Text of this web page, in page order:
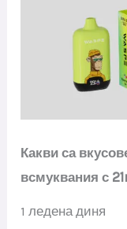
Какви са
всмуквания с
1 ледена диня